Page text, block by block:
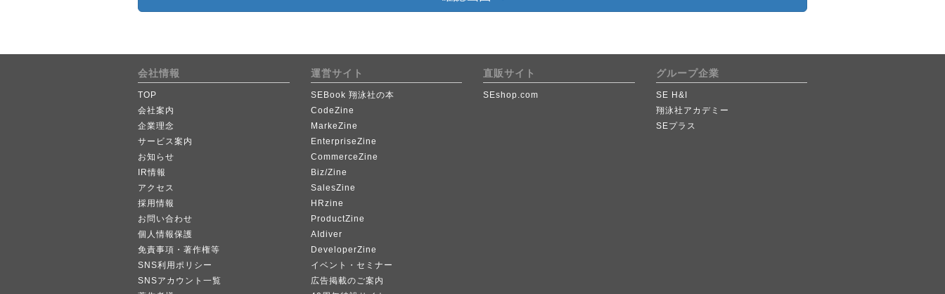
会社情報
TOP
会社案内
企業理念
サービス案内
お知らせ
IR情報
アクセス
採用情報
お問い合わせ
個人情報保護
免責事項・著作権等
SNS利用ポリシー
SNSアカウント一覧
運営サイト
SEBook 翔泳社の本
CodeZine
MarkeZine
EnterpriseZine
CommerceZine
Biz/Zine
SalesZine
HRzine
ProductZine
AIdiver
DeveloperZine
イベント・セミナー
広告掲載のご案内
直販サイト
SEshop.com
グループ企業
SE H&I
翔泳社アカデミー
SEプラス